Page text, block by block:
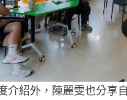
介紹外，陳麗雯也分享